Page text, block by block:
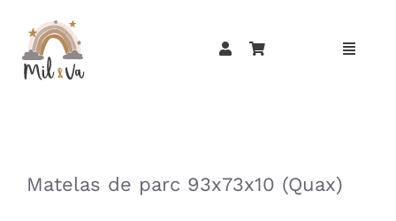
contenu
Matelas de parc 93x73x10 (Quax)